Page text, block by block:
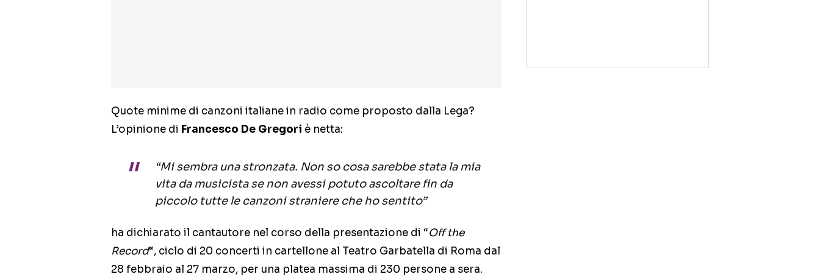
Quote minime di canzoni italiane in radio come proposto dalla Lega?
L’opinione di Francesco De Gregori è netta:
“Mi sembra una stronzata. Non so cosa sarebbe stata la mia
vita da musicista se non avessi potuto ascoltare fin da
piccolo tutte le canzoni straniere che ho sentito”
ha dichiarato il cantautore nel corso della presentazione di “Off the
Record“, ciclo di 20 concerti in cartellone al Teatro Garbatella di Roma dal
28 febbraio al 27 marzo, per una platea massima di 230 persone a sera.